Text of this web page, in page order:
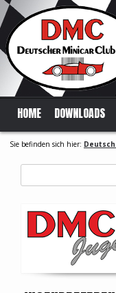
HOME DOWNLOADS
Sie befinden sich hier:
nach: